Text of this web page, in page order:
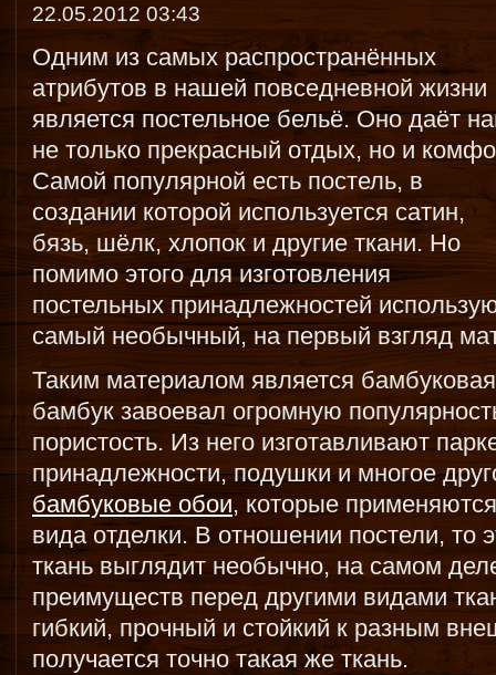
22.05.2012 03:43
Одним из самых распространённых
атрибутов в нашей повседневной жизни
является постельное бельё. Оно даёт
не только прекрасный отдых, но и
Самой популярной есть постель, в
создании которой используется сатин,
бязь, шёлк, хлопок и другие ткани. Но
помимо этого для изготовления
постельных принадлежностей
самый необычный, на первый взгляд
Таким материалом является
бамбук завоевал огромную
пористость. Из него изготавливают
принадлежности, подушки и многое
бамбуковые обои, которые
вида отделки. В отношении постели, то
ткань выглядит необычно, на самом
преимуществ перед другими видами
гибкий, прочный и стойкий к разным
получается точно такая же ткань.